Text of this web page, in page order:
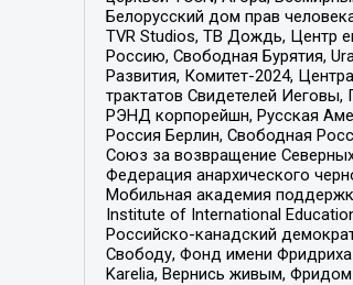
Белорусский дом прав
TVR Studios, ТВ Дождь, Центр
Россию, Свободная Бурятия,
Развития, Комитет-2024,
трактатов Свидетелей Иеговы,
РЭНД корпорейшн, Русская
Россия Берлин, Свободная
Союз за возвращение
Федерация анархического
Мобильная академия
Institute of International
Российско-канадский
Свободу, Фонд имени Фридриха
Karelia, Вернись живым,